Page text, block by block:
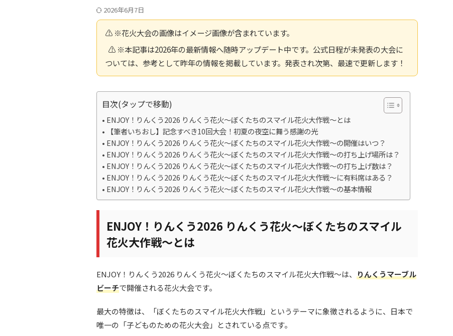
2026年6月7日
⚠️ ※花火大会の画像はイメージ画像が含まれています。
⚠️ ※本記事は2026年の最新情報へ随時アップデート中です。公式日程が未発表の大会に
ついては、参考として昨年の情報を掲載しています。発表され次第、最速で更新します！
目次(タップで移動)
ENJOY！りんくう2026 りんくう花火～ぼくたちのスマイル花火大作戦～とは
【筆者いちおし】記念すべき10回大会！初夏の夜空に舞う感謝の光
ENJOY！りんくう2026 りんくう花火～ぼくたちのスマイル花火大作戦～の開催はいつ？
ENJOY！りんくう2026 りんくう花火～ぼくたちのスマイル花火大作戦～の打ち上げ場所は？
ENJOY！りんくう2026 りんくう花火～ぼくたちのスマイル花火大作戦～の打ち上げ数は？
ENJOY！りんくう2026 りんくう花火～ぼくたちのスマイル花火大作戦～に有料席はある？
ENJOY！りんくう2026 りんくう花火～ぼくたちのスマイル花火大作戦～の基本情報
ENJOY！りんくう2026 りんくう花火～ぼくたちのスマイル
花火大作戦～とは
ENJOY！りんくう2026 りんくう花火～ぼくたちのスマイル花火大作戦～は、 りんくうマーブル
ビーチで開催される花火大会です。
最大の特徴は、「ぼくたちのスマイル花火大作戦」というテーマに象徴されるように、 日本で
唯一の「子どものための花火大会」とされている点です。